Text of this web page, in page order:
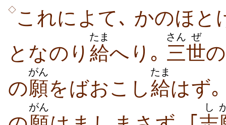
◇ これによて､ かのほと
となのり 給
たま
へり｡ 三
さん
世
ぜ
の
の願
がん
をばおこし給
たま
はず
がん し